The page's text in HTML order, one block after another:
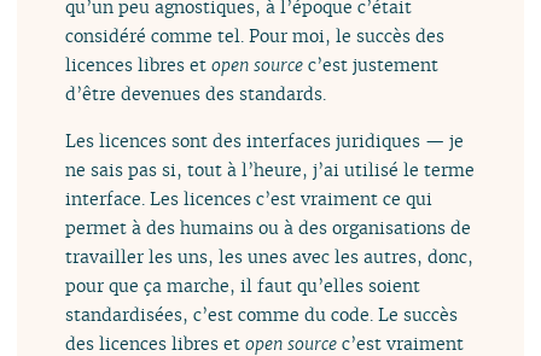
qu’un peu agnostiques, à l’époque c’était
considéré comme tel. Pour moi, le succès des
licences libres etopen source c’est justement
d’être devenues des standards.
Les licences sont des interfaces juridiques — je
ne sais pas si, tout à l’heure, j’ai utilisé le terme
interface. Les licences c’est vraiment ce qui
permet à des humains ou à des organisations de
travailler les uns, les unes avec les autres, donc,
pour que ça marche, il faut qu’elles soient
standardisées, c’est comme du code. Le succès
des licences libres etopen source c’est vraiment